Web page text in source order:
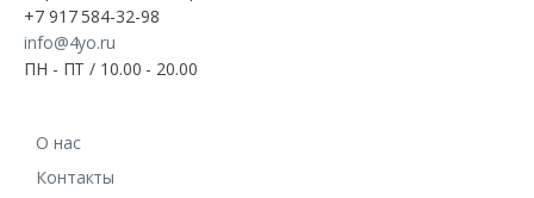
+7 917 584-32-98
info@4yo.ru
ПН - ПТ / 10.00 - 20.00
О нас
Контакты